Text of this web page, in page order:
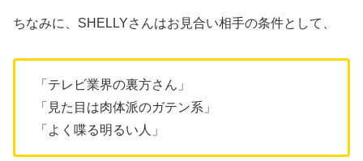
ちなみに、SHELLYさんはお見合い相手の条件として、
「テレビ業界の裏方さん」
「見た目は肉体派のガテン系」
「よく喋る明るい人」